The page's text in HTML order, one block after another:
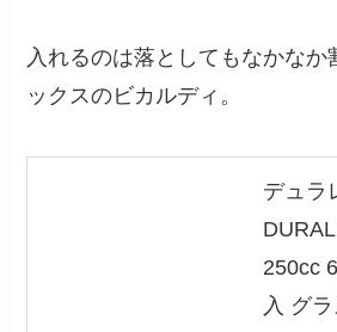
入れるのは落としてもなかなか
ックスのビカルディ。
デュラ
250cc
入 グ